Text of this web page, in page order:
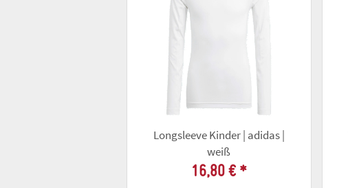
Longsleeve Kinder | adidas |
weiß
16,80 € *